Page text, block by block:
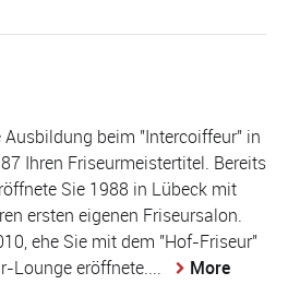
beim "Intercoiffeur" in
Ihren Friseurmeistertitel. Bereits
Sie 1988 in Lübeck mit
ersten eigenen Friseursalon.
ehe Sie mit dem "Hof-Friseur"
Lounge eröffnete....
More